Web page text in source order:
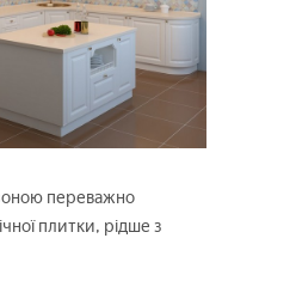
переважно
плитки, рідше з